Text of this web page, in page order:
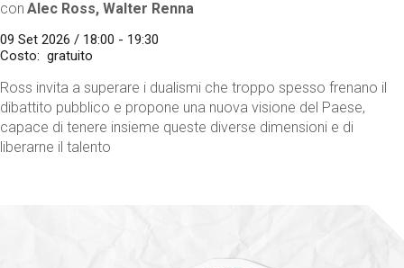
con Alec Ross, Walter Renna
09 Set 2026 / 18:00 - 19:30
Costo
gratuito
Ross invita a superare i dualismi che troppo spesso frenano il
dibattito pubblico e propone una nuova visione del Paese,
capace di tenere insieme queste diverse dimensioni e di
liberarne il talento